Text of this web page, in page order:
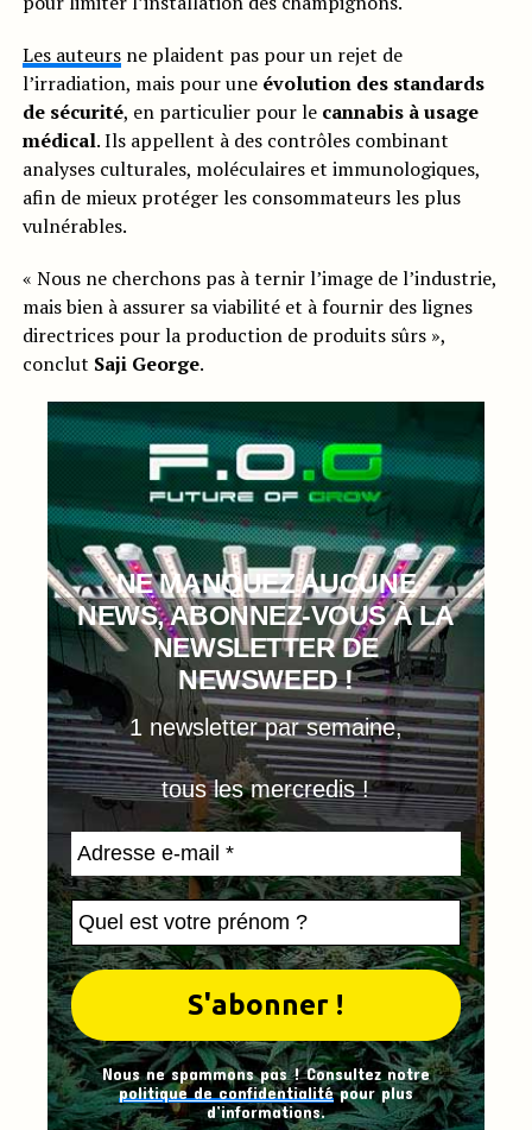
Les auteursne plaident pas pour un rejet de
l’irradiation, mais pour une évolution des standards
de sécurité, en particulier pour le cannabis à usage
médical. Ils appellent à des contrôles combinant
analyses culturales, moléculaires et immunologiques,
afin de mieux protéger les consommateurs les plus
vulnérables.
« Nous ne cherchons pas à ternir l’image de l’industrie,
mais bien à assurer sa viabilité et à fournir des lignes
directrices pour la production de produits sûrs »,
conclut Saji George.
NE MANQUEZ AUCUNE
NEWS, ABONNEZ-VOUS À LA
NEWSLETTER DE
NEWSWEED !
1 newsletter par semaine,
tous les mercredis !
Nous ne spammons pas ! Consultez notre
politique de confidentialitépour plus
d’informations.